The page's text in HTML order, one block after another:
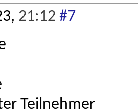
21:12 #7
Teilnehmer